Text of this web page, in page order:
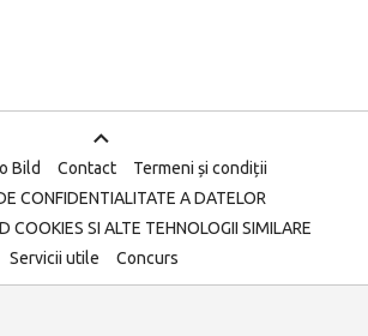
Bild Contact
Termeni și condiții
CONFIDENTIALITATE A DATELOR
COOKIES SI ALTE TEHNOLOGII SIMILARE
Servicii utile
Concurs